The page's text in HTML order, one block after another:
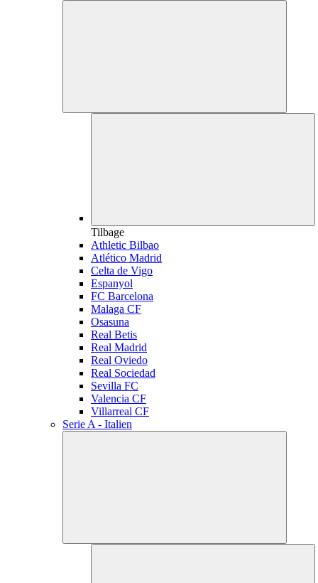
Tilbage
Athletic Bilbao
Atlético Madrid
Celta de Vigo
Espanyol
FC Barcelona
Malaga CF
Osasuna
Real Betis
Real Madrid
Real Oviedo
Real Sociedad
Sevilla FC
Valencia CF
Villarreal CF
Serie A - Italien